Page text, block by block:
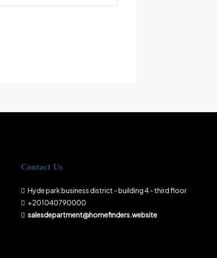
Contact Us
Hyde park business district - building 4 - third floor
+201040790000
salesdepartment@homefinders.website